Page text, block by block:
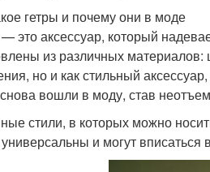
гетры и почему они в моде
это аксессуар, который
из различных
но и как стильный
вошли в моду, став
стили, в которых можно
и могут